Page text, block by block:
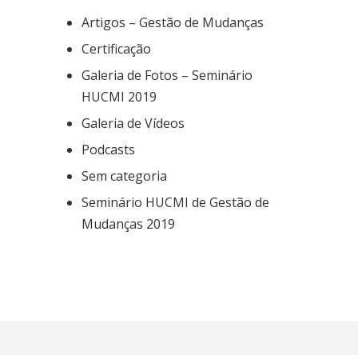
Artigos – Gestão de Mudanças
Certificação
Galeria de Fotos – Seminário
HUCMI 2019
Galeria de Vídeos
Podcasts
Sem categoria
Seminário HUCMI de Gestão de
Mudanças 2019